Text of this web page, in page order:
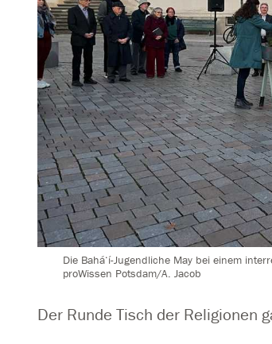
Die Bahá‘í-Jugendliche May bei einem
proWissen Potsdam/A. Jacob
Der Runde Tisch der Religionen